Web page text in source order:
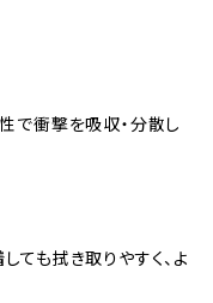
で衝撃を吸収・分散し
ても拭き取りやすく、よ